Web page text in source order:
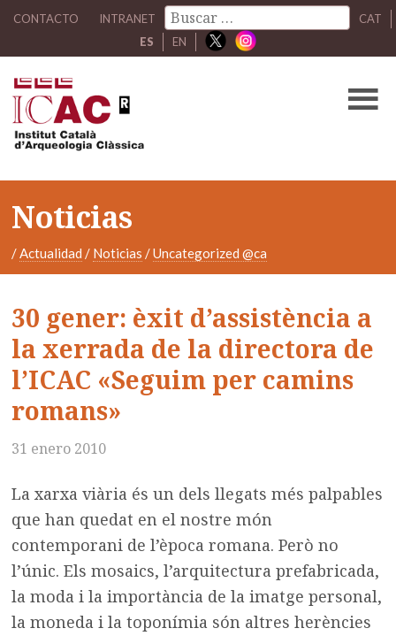
CONTACTO INTRANET
CAT
ES
EN
Noticias
/Actualidad / Noticias /Uncategorized @ca
30 gener: èxit d’assistència a
la xerrada de la directora de
l’ICAC «Seguim per camins
romans»
31 enero 2010
La xarxa viària és un dels llegats més palpables
que han quedat en el nostre món
contemporani de l’època romana. Però no
l’únic. Els mosaics, l’arquitectura prefabricada,
la moda i la importància de la imatge personal,
la moneda i la toponímia són altres herències